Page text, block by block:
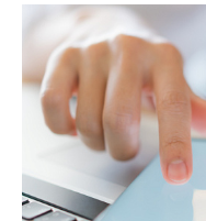
подростки на купленных
дети выезжают на дорогу
которых не
тысячный штраф. После
гонщиков мотоцикла
материалы на
несовершеннолетних.